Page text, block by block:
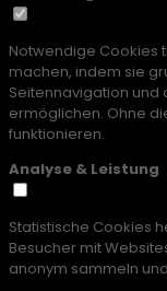
Notwendige Cookies
machen, indem sie
Seitennavigation und
ermöglichen. Ohne
funktionieren.
Analyse & Leistung
Statistische Cookies
Besucher mit
anonym sammeln